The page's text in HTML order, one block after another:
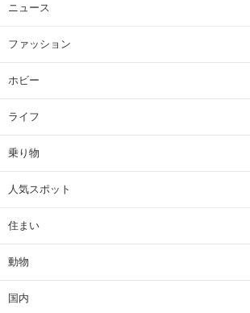
ニュース
ファッション
ホビー
ライフ
乗り物
人気スポット
住まい
動物
国内